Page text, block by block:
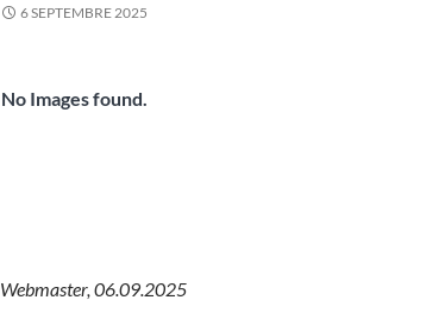
6 SEPTEMBRE 2025
No Images found.
Webmaster, 06.09.2025